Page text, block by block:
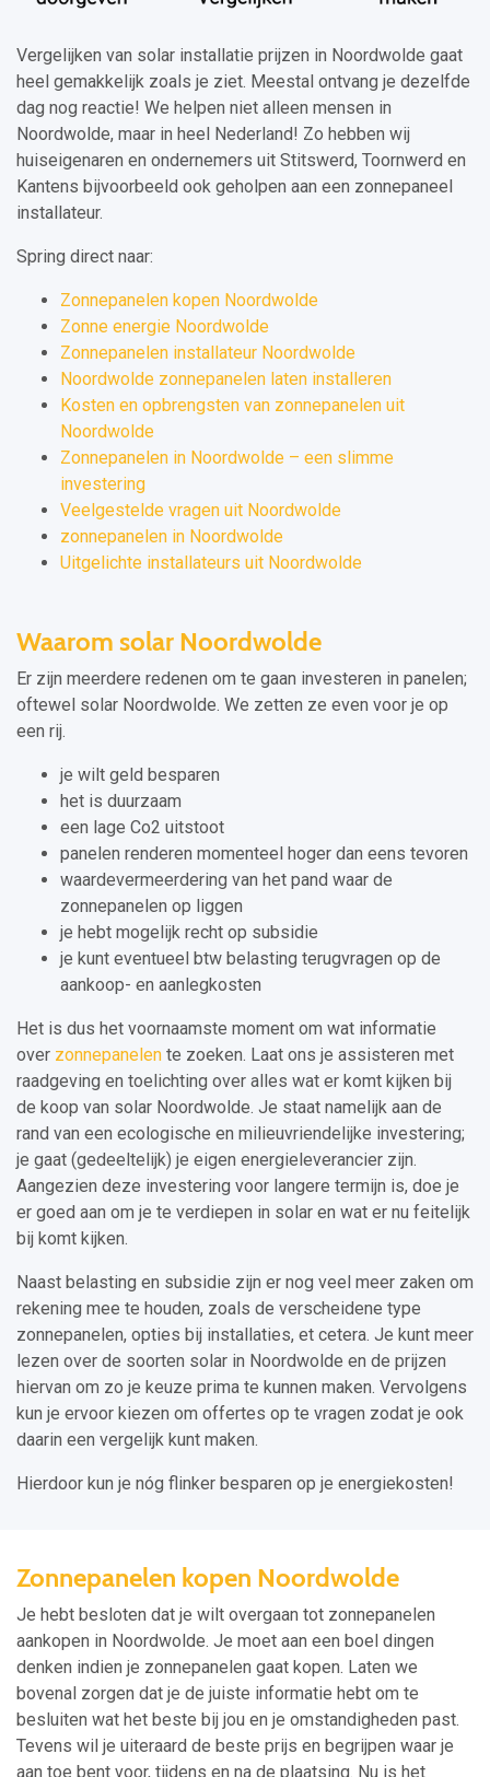
Vergelijken van solar installatie prijzen in Noordwolde gaat
heel gemakkelijk zoals je ziet. Meestal ontvang je dezelfde
dag nog reactie! We helpen niet alleen mensen in
Noordwolde, maar in heel Nederland! Zo hebben wij
huiseigenaren en ondernemers uit Stitswerd, Toornwerd en
Kantens bijvoorbeeld ook geholpen aan een zonnepaneel
installateur.
Spring direct naar:
Zonnepanelen kopen Noordwolde
Zonne energie Noordwolde
Zonnepanelen installateur Noordwolde
Noordwolde zonnepanelen laten installeren
Kosten en opbrengsten van zonnepanelen uit
Noordwolde
Zonnepanelen in Noordwolde – een slimme
investering
Veelgestelde vragen uit Noordwolde
zonnepanelen in Noordwolde
Uitgelichte installateurs uit Noordwolde
Waarom solar Noordwolde
Er zijn meerdere redenen om te gaan investeren in panelen;
oftewel solar Noordwolde. We zetten ze even voor je op
een rij.
je wilt geld besparen
het is duurzaam
een lage Co2 uitstoot
panelen renderen momenteel hoger dan eens tevoren
waardevermeerdering van het pand waar de
zonnepanelen op liggen
je hebt mogelijk recht op subsidie
je kunt eventueel btw belasting terugvragen op de
aankoop- en aanlegkosten
Het is dus het voornaamste moment om wat informatie
over zonnepanelen te zoeken. Laat ons je assisteren met
raadgeving en toelichting over alles wat er komt kijken bij
de koop van solar Noordwolde. Je staat namelijk aan de
rand van een ecologische en milieuvriendelijke investering;
je gaat (gedeeltelijk) je eigen energieleverancier zijn.
Aangezien deze investering voor langere termijn is, doe je
er goed aan om je te verdiepen in solar en wat er nu feitelijk
bij komt kijken.
Naast belasting en subsidie zijn er nog veel meer zaken om
rekening mee te houden, zoals de verscheidene type
zonnepanelen, opties bij installaties, et cetera. Je kunt meer
lezen over de soorten solar in Noordwolde en de prijzen
hiervan om zo je keuze prima te kunnen maken. Vervolgens
kun je ervoor kiezen om offertes op te vragen zodat je ook
daarin een vergelijk kunt maken.
Hierdoor kun je nóg flinker besparen op je energiekosten!
Zonnepanelen kopen Noordwolde
Je hebt besloten dat je wilt overgaan tot zonnepanelen
aankopen in Noordwolde. Je moet aan een boel dingen
denken indien je zonnepanelen gaat kopen. Laten we
bovenal zorgen dat je de juiste informatie hebt om te
besluiten wat het beste bij jou en je omstandigheden past.
Tevens wil je uiteraard de beste prijs en begrijpen waar je
aan toe bent voor, tijdens en na de plaatsing. Nu is het